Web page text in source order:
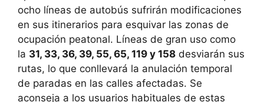
ocho líneas de autobús sufrirán modificaciones
en sus itinerarios para esquivar las zonas de
ocupación peatonal. Líneas de gran uso como
la 31, 33, 36, 39, 55, 65, 119 y 158 desviarán sus
rutas, lo que conllevará la anulación temporal
de paradas en las calles afectadas. Se
aconseja a los usuarios habituales de estas